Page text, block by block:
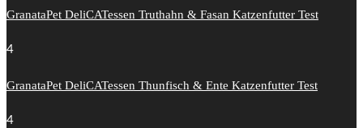
GranataPet DeliCATessen Truthahn & Fasan Katzenfutter Test
4
GranataPet DeliCATessen Thunfisch & Ente Katzenfutter Test
4